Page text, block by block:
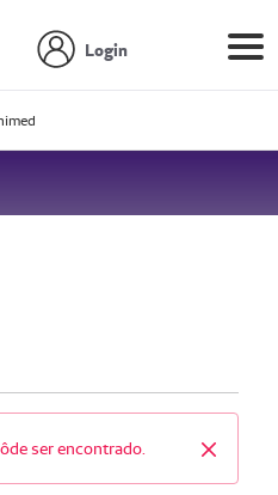
Login
Fechar
ser encontrado.